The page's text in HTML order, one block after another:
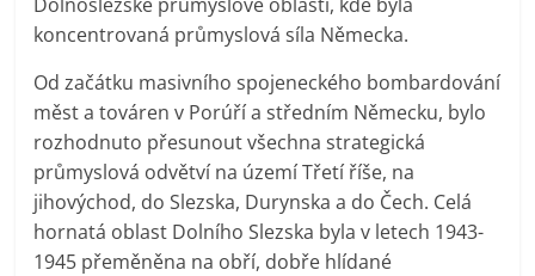
koncentrovaná průmyslová síla Německa.
Od začátku masivního spojeneckého bombardování
měst a továren v Porúří a středním Německu, bylo
rozhodnuto přesunout všechna strategická
průmyslová odvětví na území Třetí říše, na
jihovýchod, do Slezska, Durynska a do Čech. Celá
hornatá oblast Dolního Slezska byla v letech 1943-
1945 přeměněna na obří, dobře hlídané